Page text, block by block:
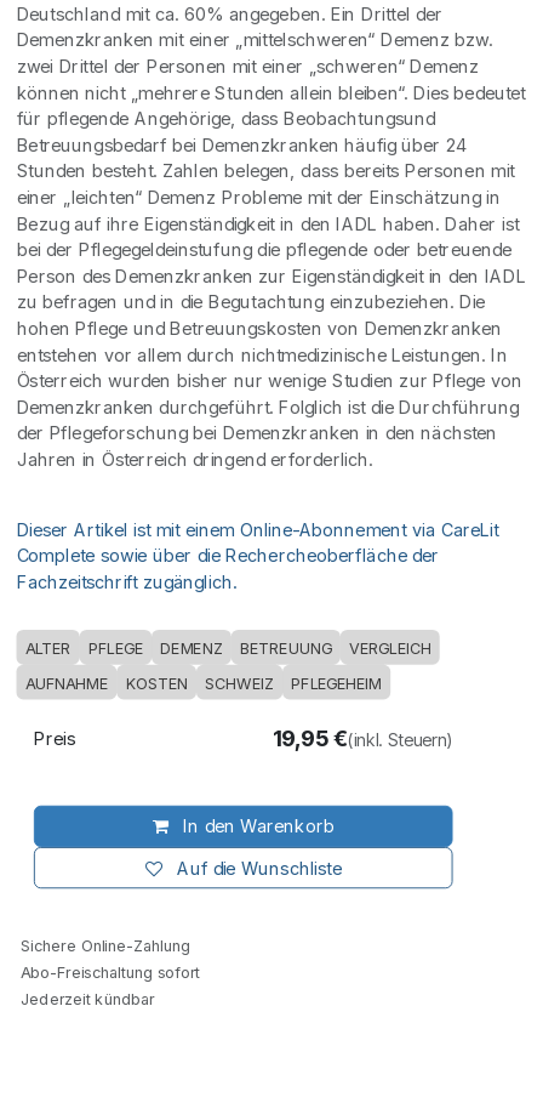
Deutschland mit ca. 60% angegeben. Ein Drittel der
Demenzkranken mit einer „mittelschweren“ Demenz bzw.
zwei Drittel der Personen mit einer „schweren“ Demenz
können nicht „mehrere Stunden allein bleiben“. Dies bedeutet
für pflegende Angehörige, dass Beobachtungsund
Betreuungsbedarf bei Demenzkranken häufig über 24
Stunden besteht. Zahlen belegen, dass bereits Personen mit
einer „leichten“ Demenz Probleme mit der Einschätzung in
Bezug auf ihre Eigenständigkeit in den IADL haben. Daher ist
bei der Pflegegeldeinstufung die pflegende oder betreuende
Person des Demenzkranken zur Eigenständigkeit in den IADL
zu befragen und in die Begutachtung einzubeziehen. Die
hohen Pflege und Betreuungskosten von Demenzkranken
entstehen vor allem durch nichtmedizinische Leistungen. In
Österreich wurden bisher nur wenige Studien zur Pflege von
Demenzkranken durchgeführt. Folglich ist die Durchführung
der Pflegeforschung bei Demenzkranken in den nächsten
Jahren in Österreich dringend erforderlich.
Dieser Artikel ist mit einem Online-Abonnement via CareLit
Complete sowie über die Rechercheoberfläche der
Fachzeitschrift zugänglich.
ALTER PFLEGE DEMENZ BETREUUNG VERGLEICH
AUFNAHME KOSTEN SCHWEIZ PFLEGEHEIM
In den Warenkorb
Auf die Wunschliste
Preis 19,95€(inkl. Steuern)
Sichere Online-Zahlung
Abo-Freischaltung sofort
Jederzeit kündbar